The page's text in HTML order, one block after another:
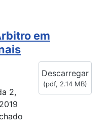
em
Descarregar
(pdf, 2.14 MB)
2,